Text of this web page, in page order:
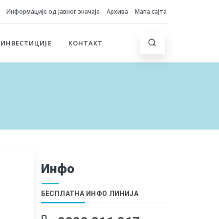
Информације од јавног значаја Архива Мапа сајта
КОНТАКТ
Инфо
БЕСПЛАТНА ИНФО ЛИНИЈА